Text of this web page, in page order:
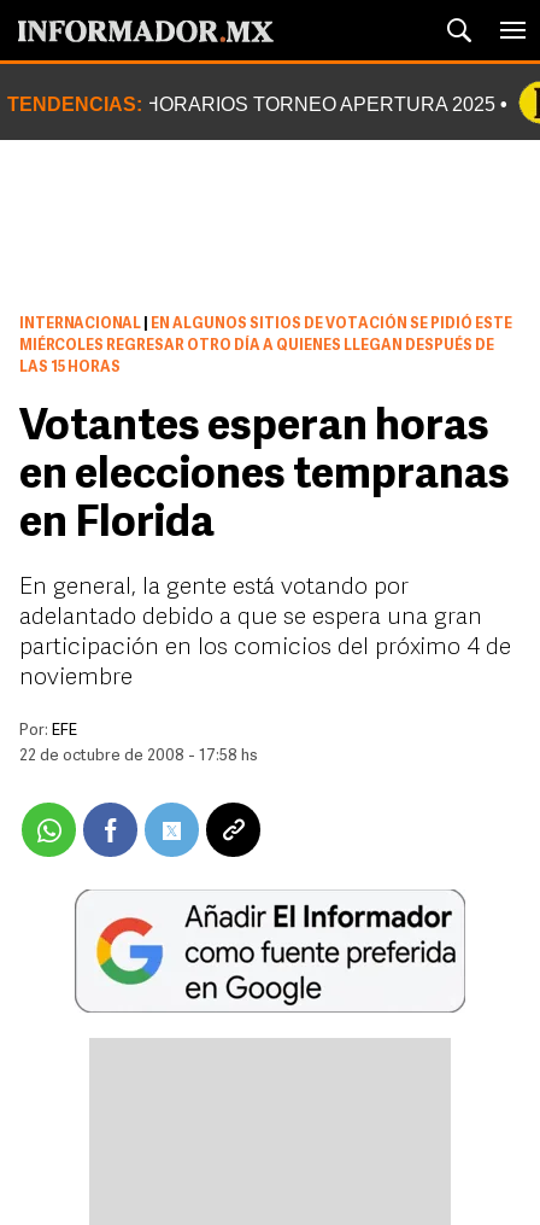
TENDENCIAS: HORARIOS TORNEO APERTURA 2025
INTERNACIONAL
EN ALGUNOS SITIOS DE VOTACIÓN SE PIDIÓ ESTE
MIÉRCOLES REGRESAR OTRO DÍA A QUIENES LLEGAN DESPUÉS DE
LAS 15 HORAS
Votantes esperan horas
en elecciones tempranas
en Florida
En general, la gente está votando por
adelantado debido a que se espera una gran
participación en los comicios del próximo 4 de
noviembre
Por: EFE
22 de octubre de 2008 - 17:58 hs